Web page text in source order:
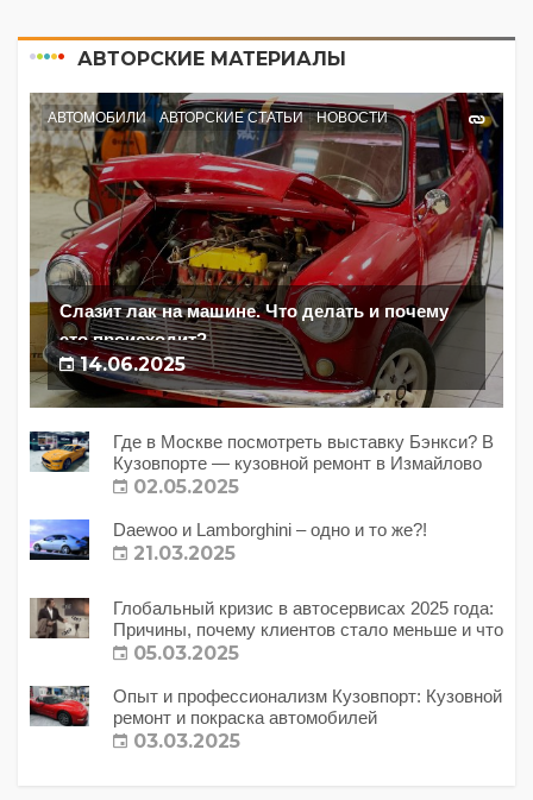
АВТОРСКИЕ МАТЕРИАЛЫ
АВТОМОБИЛИ АВТОРСКИЕ СТАТЬИ НОВОСТИ
Слазит лак на машине. Что делать и почему
это происходит?
14.06.2025
Где в Москве посмотреть выставку Бэнкси? В
Кузовпорте — кузовной ремонт в Измайлово
02.05.2025
Daewoo и Lamborghini – одно и то же?!
21.03.2025
Глобальный кризис в автосервисах 2025 года:
Причины, почему клиентов стало меньше и что
с этим делать?
05.03.2025
Опыт и профессионализм Кузовпорт: Кузовной
ремонт и покраска автомобилей
03.03.2025